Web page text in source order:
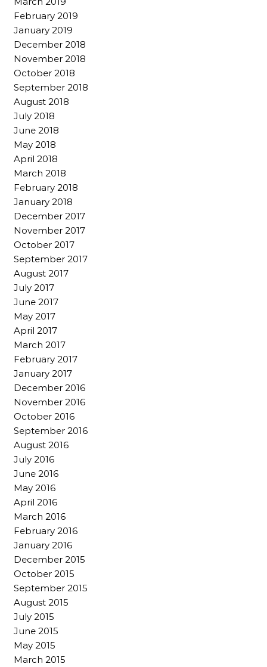
February 2019
January 2019
December 2018
November 2018
October 2018
September 2018
August 2018
July 2018
June 2018
May 2018
April 2018
March 2018
February 2018
January 2018
December 2017
November 2017
October 2017
September 2017
August 2017
July 2017
June 2017
May 2017
April 2017
March 2017
February 2017
January 2017
December 2016
November 2016
October 2016
September 2016
August 2016
July 2016
June 2016
May 2016
April 2016
March 2016
February 2016
January 2016
December 2015
October 2015
September 2015
August 2015
July 2015
June 2015
May 2015
March 2015